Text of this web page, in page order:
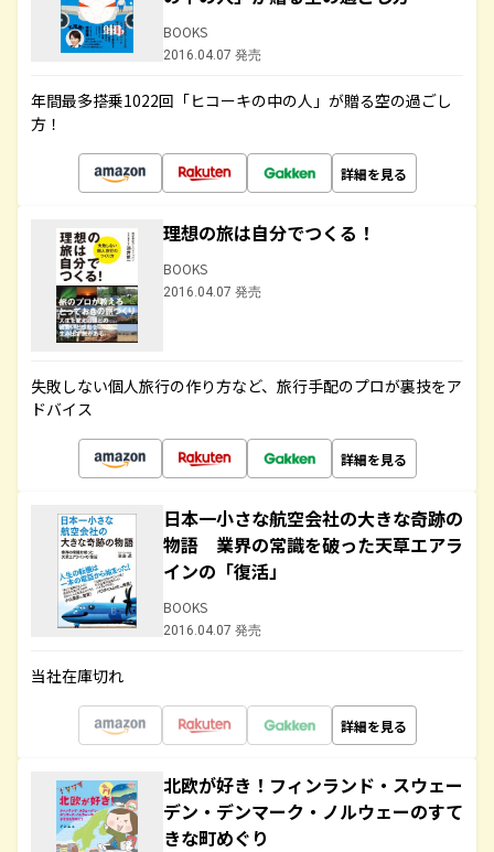
BOOKS
2016.04.07 発売
年間最多搭乗1022回「ヒコーキの中の人」が贈る空の過ごし
方！
詳細を見る
理想の旅は自分でつくる！
BOOKS
2016.04.07 発売
失敗しない個人旅行の作り方など、旅行手配のプロが裏技をア
ドバイス
詳細を見る
日本一小さな航空会社の大きな奇跡の
物語 業界の常識を破った天草エアラ
インの「復活」
BOOKS
2016.04.07 発売
当社在庫切れ
詳細を見る
北欧が好き！フィンランド・スウェー
デン・デンマーク・ノルウェーのすて
きな町めぐり